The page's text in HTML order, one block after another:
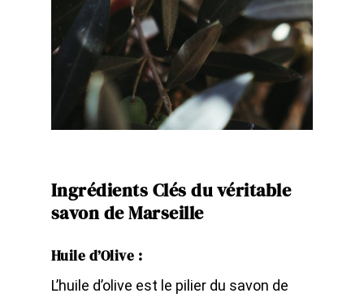
Ingrédients Clés du véritable
savon de Marseille
Huile d’Olive :
L’huile d’olive est le pilier du savon de